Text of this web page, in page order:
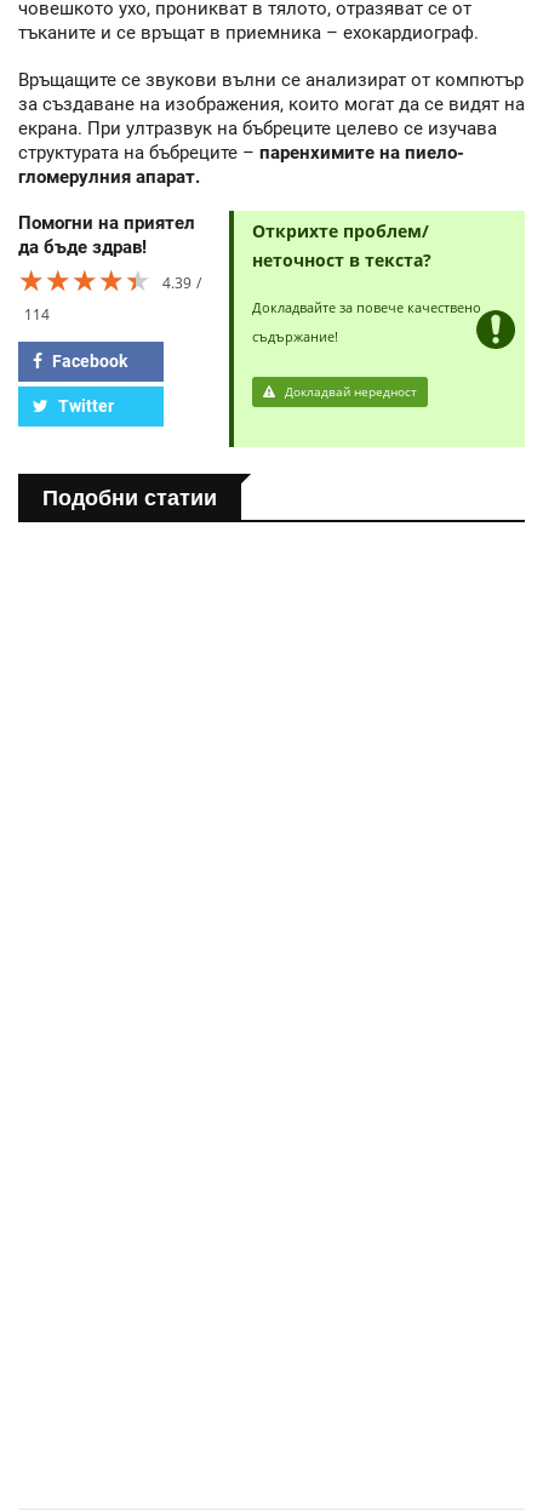
човешкото ухо, проникват в тялото, отразяват се от
тъканите и се връщат в приемника – ехокардиограф.
Връщащите се звукови вълни се анализират от компютър
за създаване на изображения, които могат да се видят на
екрана. При ултразвук на бъбреците целево се изучава
структурата на бъбреците – паренхимите на пиело-
гломерулния апарат.
Помогни на приятел
да бъде здрав!
★★★★★
★★★★★
★★★★★
4.39
114
Facebook
Twitter
Открихте проблем/
неточност в текста?
Докладвайте за повече качествено
съдържание!
Докладвай нередност
Подобни статии